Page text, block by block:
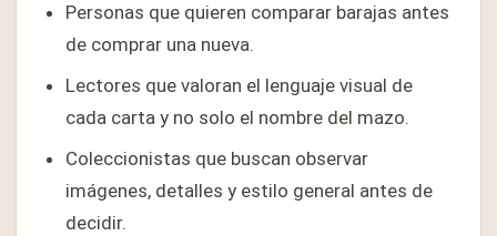
Personas que quieren comparar barajas antes
de comprar una nueva.
Lectores que valoran el lenguaje visual de
cada carta y no solo el nombre del mazo.
Coleccionistas que buscan observar
imágenes, detalles y estilo general antes de
decidir.